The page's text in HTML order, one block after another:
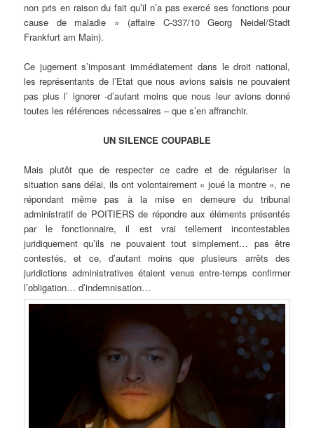
non pris en raison du fait qu’il n’a pas exercé ses fonctions pour
cause de maladie » (affaire C-337/10 Georg Neidel/Stadt
Frankfurt am Main).
Ce jugement s’imposant immédiatement dans le droit national,
les représentants de l’Etat que nous avions saisis ne pouvaient
pas plus l’ ignorer -d’autant moins que nous leur avions donné
toutes les références nécessaires – que s’en affranchir.
UN SILENCE COUPABLE
Mais plutôt que de respecter ce cadre et de régulariser la
situation sans délai, ils ont volontairement « joué la montre », ne
répondant même pas à la mise en demeure du tribunal
administratif de POITIERS de répondre aux éléments présentés
par le fonctionnaire, il est vrai tellement incontestables
juridiquement qu’ils ne pouvaient tout simplement… pas être
contestés, et ce, d’autant moins que plusieurs arrêts des
juridictions administratives étaient venus entre-temps confirmer
l’obligation… d’indemnisation…